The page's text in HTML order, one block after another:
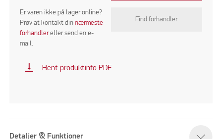
Er varen ikke på lager online?
Prøv at kontakt dinnærmeste
forhandlereller send en e-
mail.
Find forhandler
vertical_align_bottom Hent produktinfo PDF
Detaljer & Funktioner